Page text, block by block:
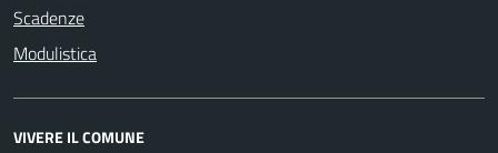
Scadenze
Modulistica
VIVERE IL COMUNE